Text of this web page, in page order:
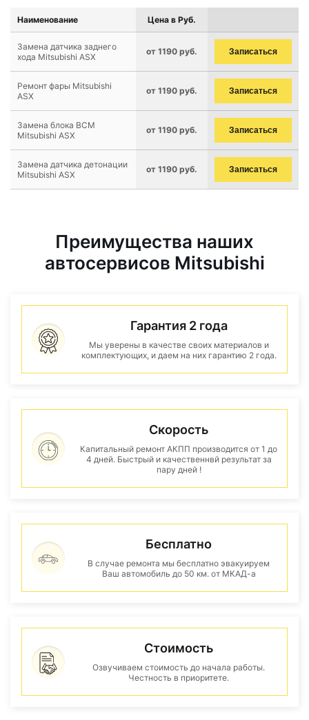
Наименование Цена в Руб.
Замена датчика заднего
хода Mitsubishi ASX
от 1190 руб. Записаться
Ремонт фары Mitsubishi
ASX
от 1190 руб. Записаться
Замена блока BCM
Mitsubishi ASX
от 1190 руб. Записаться
Замена датчика детонации
Mitsubishi ASX
от 1190 руб. Записаться
Преимущества наших
автосервисов Mitsubishi
Гарантия 2 года
Мы уверены в качестве своих материалов и
комплектующих, и даем на них гарантию 2 года.
Скорость
Капитальный ремонт АКПП производится от 1 до
4 дней. Быстрый и качественнвй результат за
пару дней !
Бесплатно
В случае ремонта мы бесплатно эвакуируем
Ваш автомобиль до 50 км. от МКАД-а
Стоимость
Озвучиваем стоимость до начала работы.
Честность в приоритете.